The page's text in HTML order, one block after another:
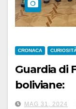
CRONACA
Guardia di
boliviane:
conquistata
MAG 31, 2024